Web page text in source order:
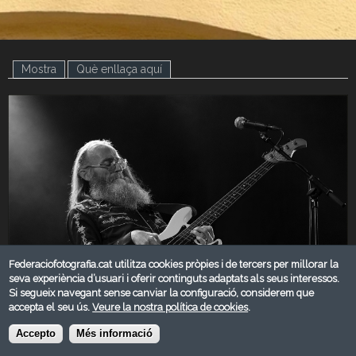
Mostra (pestanya activa)
Què enllaça aquí
Federaciofotografia.cat utilitza cookies pròpies i de tercers per millorar la
seva experiència d’usuari i oferir continguts adaptats als seus interessos.
Si segueix navegant sense canviar la configuració, considerem que
accepta el seu ús.Veure la nostra política de cookies.
Accepto Més informació